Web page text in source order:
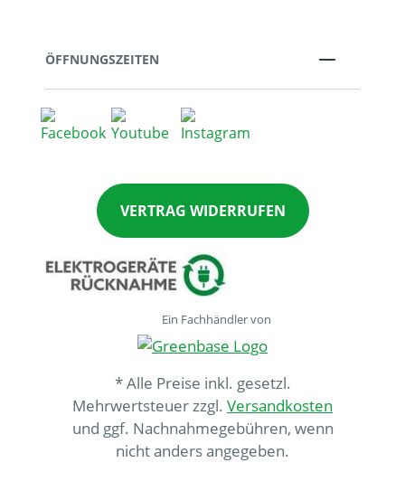
ÖFFNUNGSZEITEN
VERTRAG WIDERRUFEN
Ein Fachhändler von
* Alle Preise inkl. gesetzl.
Mehrwertsteuer zzgl. Versandkosten
und ggf. Nachnahmegebühren, wenn
nicht anders angegeben.